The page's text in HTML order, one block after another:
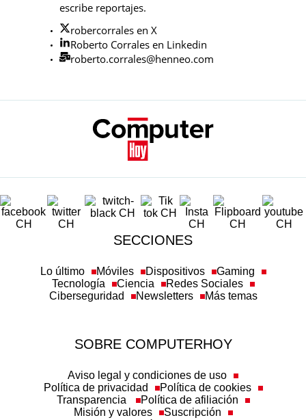
escribe reportajes.
robercorrales en X
Roberto Corrales en Linkedin
roberto.corrales@henneo.com
SECCIONES
Lo último Móviles Dispositivos
Gaming
Tecnología
Ciencia
Redes Sociales
Ciberseguridad
Newsletters Más temas
SOBRE COMPUTERHOY
Aviso legal y condiciones de uso
Política de privacidad
Política de cookies
Transparencia
Política de afiliación
Misión y valores
Suscripción